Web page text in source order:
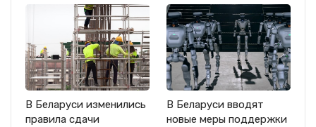
В Беларуси изменились
правила сдачи
В Беларуси вводят
новые меры поддержки